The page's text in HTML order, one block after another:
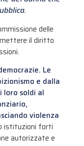
delle
il diritto
Le
e dalla
loro soldi al
violenza
istituzioni forti
autorizzate e